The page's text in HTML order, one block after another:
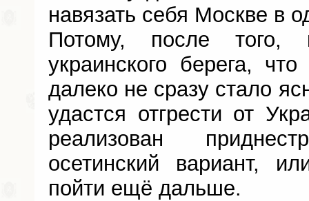
навязать себя Москве в
Потому, после
украинского берега,
далеко не сразу стало
удастся отгрести от
реализован
осетинский вариант,
пойти ещё дальше.